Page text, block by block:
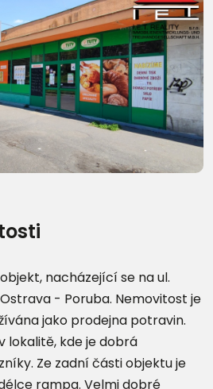
fotografie (12)
nacházející se na ul.
- Poruba. Nemovitost je
jako prodejna potravin.
lokalitě, kde je dobrá
Ze zadní části objektu je
rampa. Velmi dobré